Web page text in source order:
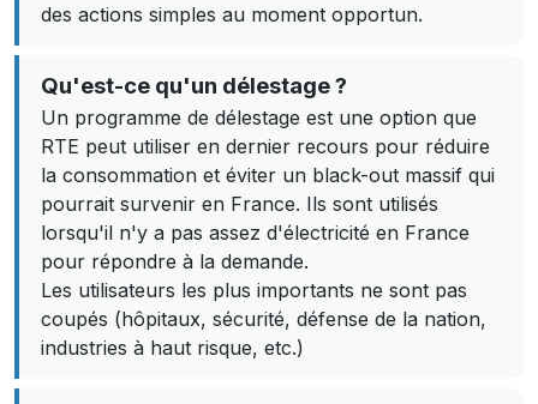
des actions simples au moment opportun.
Qu'est-ce qu'un délestage ?
Un programme de délestage est une option que
RTE peut utiliser en dernier recours pour réduire
la consommation et éviter un black-out massif qui
pourrait survenir en France. Ils sont utilisés
lorsqu'il n'y a pas assez d'électricité en France
pour répondre à la demande.
Les utilisateurs les plus importants ne sont pas
coupés (hôpitaux, sécurité, défense de la nation,
industries à haut risque, etc.)